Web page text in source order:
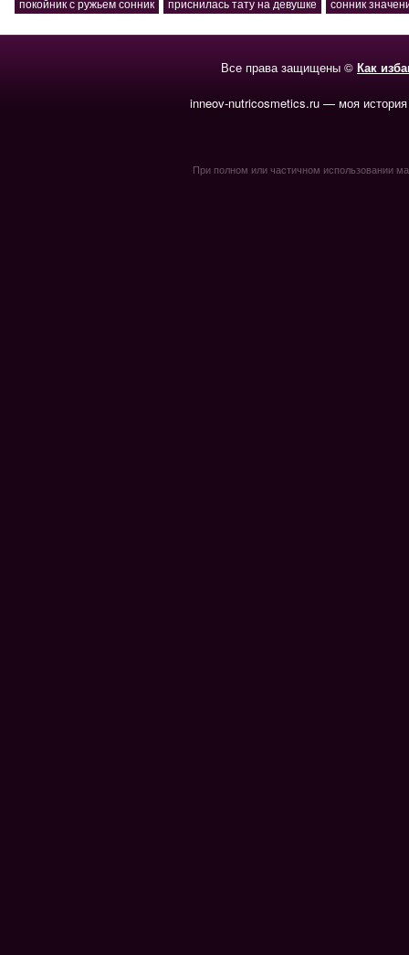
покойник с ружьем сонник приснилась тату на девушке сонник
Все права защищены © Как
inneov-nutricosmetics.ru — моя
При полном или частичном использовании